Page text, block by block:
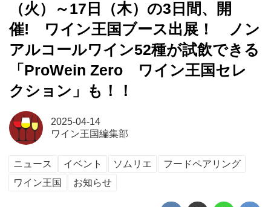
（火）～17日（木）の3日間、開
催! ワイン王国ブース出展！ ノン
アルコールワイン52種が試飲できる
「ProWein Zero ワイン王国セレ
クション」も！！
2025-04-14
ワイン王国編集部
ニュース イベント ソムリエ
フードペアリング
ワイン王国
お知らせ